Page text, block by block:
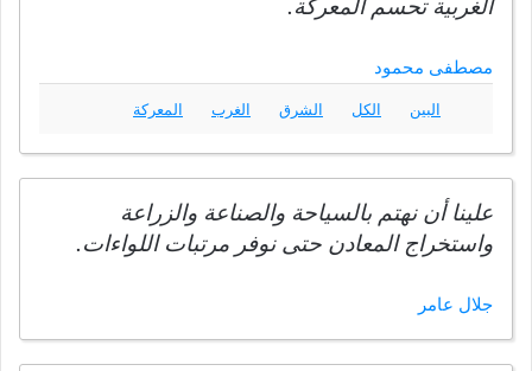
الغربية تحسم المعركة.
مصطفى محمود
البين الكل الشرق الغرب المعركة
علينا أن نهتم بالسياحة والصناعة والزراعة
واستخراج المعادن حتى نوفر مرتبات اللواءات.
جلال عامر